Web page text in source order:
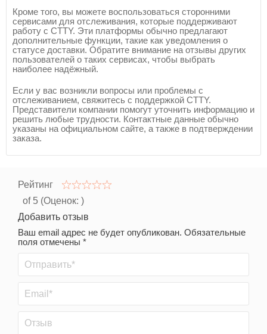
Кроме того, вы можете воспользоваться сторонними
сервисами для отслеживания, которые поддерживают
работу с CTTY. Эти платформы обычно предлагают
дополнительные функции, такие как уведомления о
статусе доставки. Обратите внимание на отзывы других
пользователей о таких сервисах, чтобы выбрать
наиболее надёжный.
Если у вас возникли вопросы или проблемы с
отслеживанием, свяжитесь с поддержкой CTTY.
Представители компании помогут уточнить информацию и
решить любые трудности. Контактные данные обычно
указаны на официальном сайте, а также в подтверждении
заказа.
Рейтинг
of 5 (Оценок: )
Добавить отзыв
Ваш email адрес не будет опубликован. Обязательные
поля отмечены *